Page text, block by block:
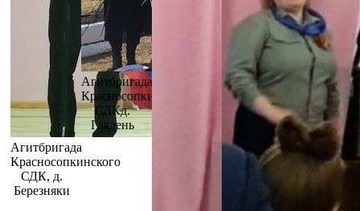
Агитбригада
Красносопкинского
СДК, д.
Березняки
Агитбригада
Красносопкинского
СДКд.
Глядень